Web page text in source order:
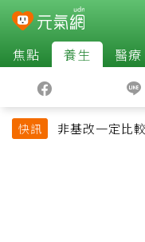
焦點 養生 醫療
快訊
非基改一定比